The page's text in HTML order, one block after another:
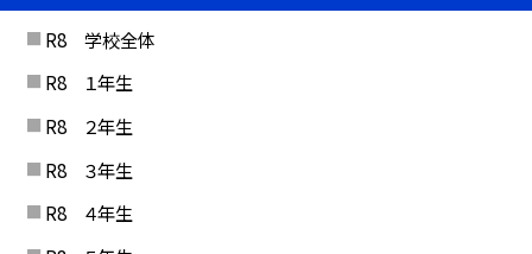
R8 学校全体
R8 １年生
R8 ２年生
R8 ３年生
R8 ４年生